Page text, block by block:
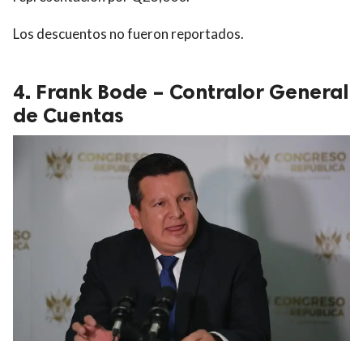
Los descuentos no fueron reportados.
4. Frank Bode – Contralor General
de Cuentas